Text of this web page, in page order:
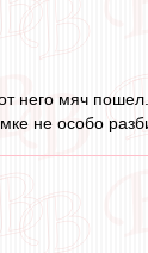
него мяч
не особо